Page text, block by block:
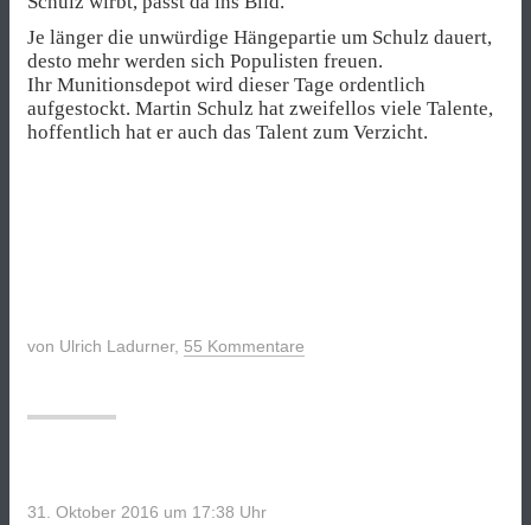
Je länger die unwürdige Hängepartie um Schulz dauert,
desto mehr werden sich Populisten freuen.
Ihr Munitionsdepot wird dieser Tage ordentlich
aufgestockt. Martin Schulz hat zweifellos viele Talente,
hoffentlich hat er auch das Talent zum Verzicht.
von Ulrich Ladurner, 55 Kommentare
31. Oktober 2016 um 17:38 Uhr